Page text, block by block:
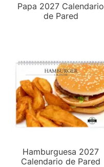
Papa 2027 Calendario
de Pared
Hamburguesa 2027
Calendario de Pared